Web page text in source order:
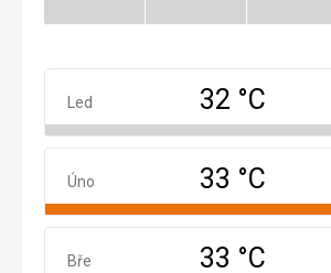
Leden
Led 32 °C
Únor
Úno 33 °C
Březen
Bře 33 °C